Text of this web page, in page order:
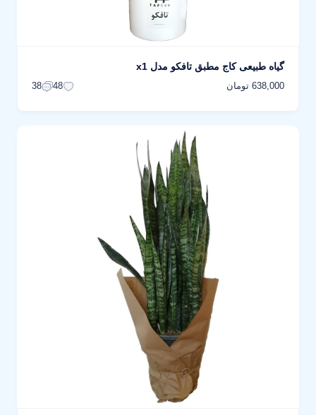
گیاه طبیعی کاج مطبق تافکو مدل x1
638,000 تومان 48
38